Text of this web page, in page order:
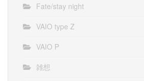
Fate/stay night
VAIO type Z
VAIO P
雑想